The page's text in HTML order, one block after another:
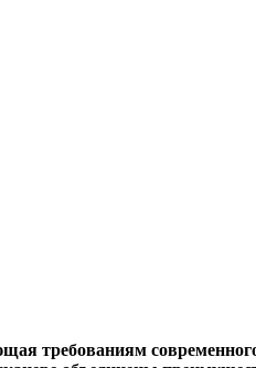
требованиям